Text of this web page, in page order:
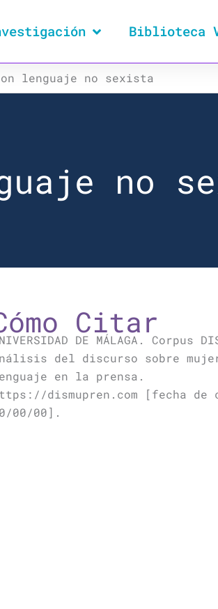
Biblioteca
lenguaje no sexista
no
Citar
DE MÁLAGA. Corpus
del discurso sobre
en la prensa.
dismupren.com [fecha de
00/00].